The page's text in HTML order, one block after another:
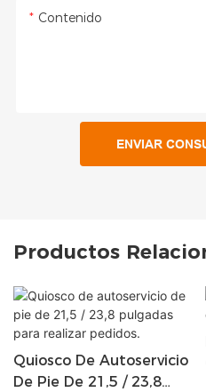
Contenido
ENVIAR
Productos
Quiosco De Autoservicio
De Pie De 21,5 / 23,8